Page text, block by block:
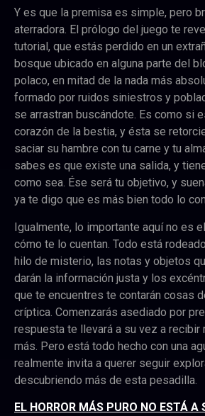
Y es que la premisa es simple, pero
aterradora. El prólogo del juego te
tutorial, que estás perdido en un
bosque ubicado en alguna parte del
polaco, en mitad de la nada más
formado por ruidos siniestros y
se arrastran buscándote. Es como si
corazón de la bestia, y ésta se
saciar su hambre con tu carne y tu
sabes es que existe una salida, y
como sea. Ése será tu objetivo, y
ya te digo que es más bien todo lo
Igualmente, lo importante aquí no es
cómo te lo cuentan. Todo está
hilo de misterio, las notas y objetos
darán la información justa y los
que te encuentres te contarán cosas
críptica. Comenzarás asediado por
respuesta te llevará a su vez a recibir
más. Pero está todo hecho con una
realmente invita a querer seguir
descubriendo más de esta pesadilla.
EL HORROR MÁS PURO NO ESTÁ A